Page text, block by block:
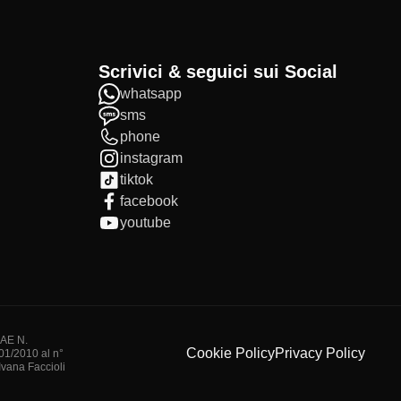
Scrivici & seguici sui Social
whatsapp
sms
phone
instagram
tiktok
facebook
youtube
N.
2010 al n°
Faccioli
Cookie PolicyPrivacy Policy